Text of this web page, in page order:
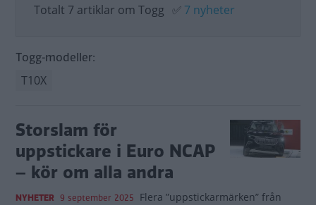
Totalt 7 artiklar om Togg ✅ 7 nyheter
Togg-modeller:
T10X
Storslam för
uppstickare i Euro NCAP
– kör om alla andra
NYHETER 9 september 2025 Flera ”uppstickarmärken” från